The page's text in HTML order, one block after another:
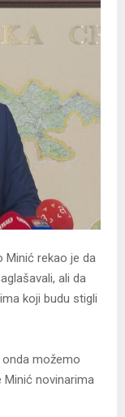
Minić rekao je da
ali da
koji budu stigli
onda možemo
Minić novinarima